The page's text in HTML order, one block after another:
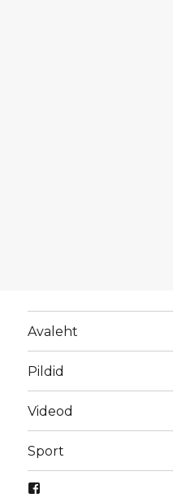
Avaleht
Pildid
Videod
Sport